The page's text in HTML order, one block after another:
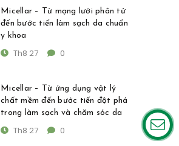
Micellar – Từ mạng lưới phân tử
đến bước tiến làm sạch da chuẩn
y khoa
Th8 27 0
Micellar – Từ ứng dụng vật lý
chất mềm đến bước tiến đột phá
trong làm sạch và chăm sóc da
Th8 27 0